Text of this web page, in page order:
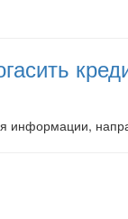
информации,